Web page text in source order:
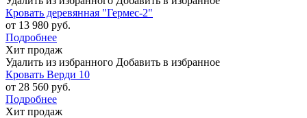
Кровать деревянная "Гермес-2"
от 13 980 руб.
Подробнее
Хит продаж
Удалить из избранного Добавить в избранное
Кровать Верди 10
от 28 560 руб.
Подробнее
Хит продаж